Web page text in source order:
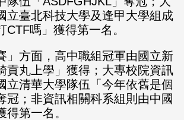
立臺北科技大學及逢甲大學組成
CTF嗎」獲得第一名。
」方面，高中職組冠軍由國立新
貢丸上學」獲得；大專校院資訊
立清華大學隊伍「今年依舊是個
冠；非資訊相關科系組則由中國
第一名。